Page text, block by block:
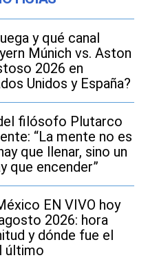
y qué canal
Múnich vs. Aston
2026 en
Unidos y España?
filósofo Plutarco
“La mente no es
que llenar, sino un
que encender”
EN VIVO hoy
2026: hora
y dónde fue el
último